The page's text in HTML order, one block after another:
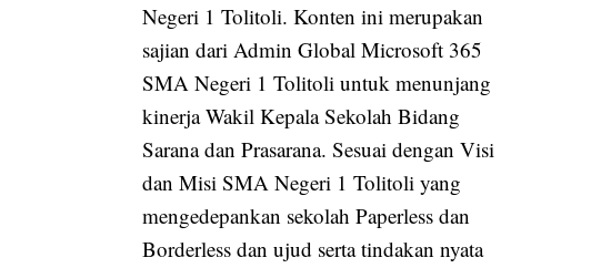
Negeri 1 Tolitoli. Konten ini merupakan
sajian dari Admin Global Microsoft 365
SMA Negeri 1 Tolitoli untuk menunjang
kinerja Wakil Kepala Sekolah Bidang
Sarana dan Prasarana. Sesuai dengan Visi
dan Misi SMA Negeri 1 Tolitoli yang
mengedepankan sekolah Paperless dan
Borderless dan ujud serta tindakan nyata